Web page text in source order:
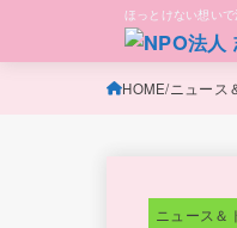
ほっとけない想い
HOME ニュース
ニュース＆